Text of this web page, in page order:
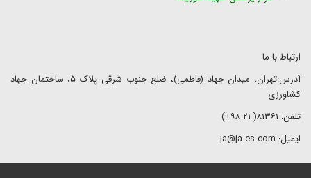
ارتباط با ما
آدرس:تهران، میدان جهاد (فاطمی)، ضلع جنوب شرقی پلاک ۵، ساختمان جهاد
کشاورزی
تلفن: ۸۱۳۶۱( ۲۱ ۹۸+)
ایمیل: ja@ja-es.com